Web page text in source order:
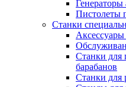
Генераторы
Пистолеты
Станки
Станки для
барабанов
Станки